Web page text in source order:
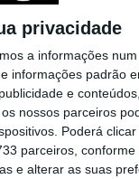
privacidade
a informações
informações padrão
e
nossos parceiros
Poderá
parceiros, conforme
e alterar as suas